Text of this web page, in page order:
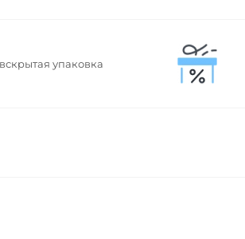
упаковка